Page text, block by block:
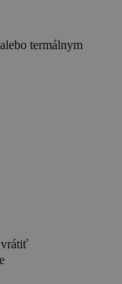
termálnym
vrátiť